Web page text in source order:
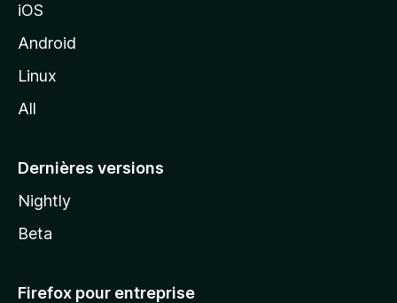
o
z
l
iOS
Android
Linux
All
Dernières versions
Nightly
Beta
Firefox pour entreprise